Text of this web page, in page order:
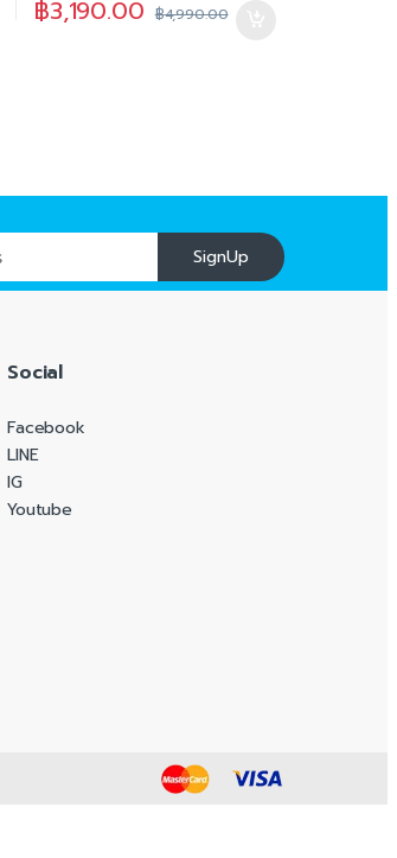
ให้คะแนน
5.00ตั้งแต่ 1-
฿3,190.00 ฿4,990.00
SignUp
Social
Facebook
LINE
IG
Youtube